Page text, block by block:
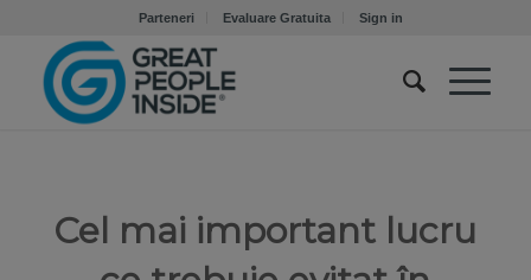
Parteneri Evaluare Gratuita Sign in
Cel mai important lucru